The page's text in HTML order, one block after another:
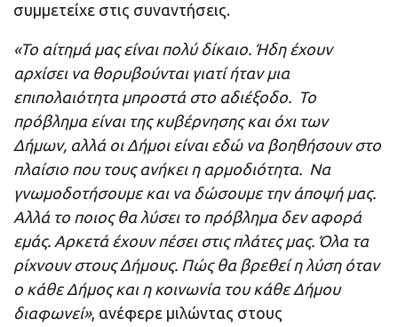
συμμετείχε στις συναντήσεις.
«To αίτημά μας είναι πολύ δίκαιο. Ήδη έχουν
αρχίσει να θορυβούνται γιατί ήταν μια
επιπολαιότητα μπροστά στο αδιέξοδο. Το
πρόβλημα είναι της κυβέρνησης και όχι των
Δήμων, αλλά οι Δήμοι είναι εδώ να βοηθήσουν στο
πλαίσιο που τους ανήκει η αρμοδιότητα. Να
γνωμοδοτήσουμε και να δώσουμε την άποψή μας.
Αλλά το ποιος θα λύσει το πρόβλημα δεν αφορά
εμάς. Αρκετά έχουν πέσει στις πλάτες μας. Όλα τα
ρίχνουν στους Δήμους. Πώς θα βρεθεί η λύση όταν
ο κάθε Δήμος και η κοινωνία του κάθε Δήμου
διαφωνεί», ανέφερε μιλώντας στους